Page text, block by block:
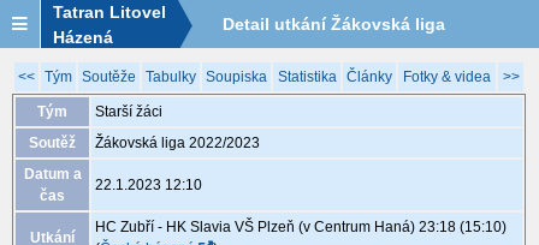
Tatran Litovel
Házená
Detail utkání Žákovská liga
2022/2023, XGB065, 22.1. 12:10
<< Tým Soutěže Tabulky Soupiska Statistika Články Fotky & videa >>
Tým
Starší žáci
Soutěž
Žákovská liga 2022/2023
Datum a
čas
22.1.2023 12:10
Utkání
HC Zubří - HK Slavia VŠ Plzeň (v Centrum Haná) 23:18 (15:10)